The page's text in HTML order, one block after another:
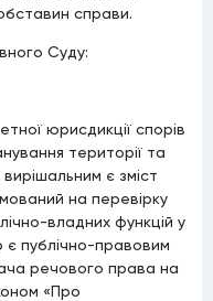
справи.
Суду:
юрисдикції спорів
території та
є зміст
на перевірку
владних функцій у
є публічно-правовим
речового права на
«Про